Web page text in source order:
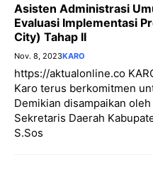
Asisten Administrasi
Evaluasi Implementasi
City) Tahap II
Nov. 8, 2023KARO
https://aktualonline.co
Karo terus berkomitmen
Demikian disampaikan
Sekretaris Daerah
S.Sos